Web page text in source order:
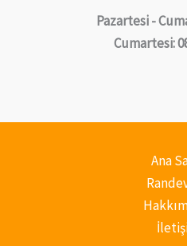
Pazartesi -
Cumartesi:
Ana